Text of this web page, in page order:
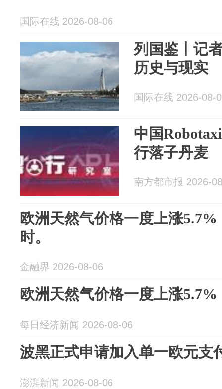
国际在线 2026-08-06
列国鉴丨记
历史与现实
国际在线 2026-08-
中国
行落子丹麦
南方都市报 2026-
欧洲天然气价格一度上涨5.7%
时。
金融界 2026-08-06
欧洲天然气价格一度上涨5.7%
每日经济新闻 2026-08-06
波黑正式申请加入单一欧元支
澎湃新闻 2026-08-06